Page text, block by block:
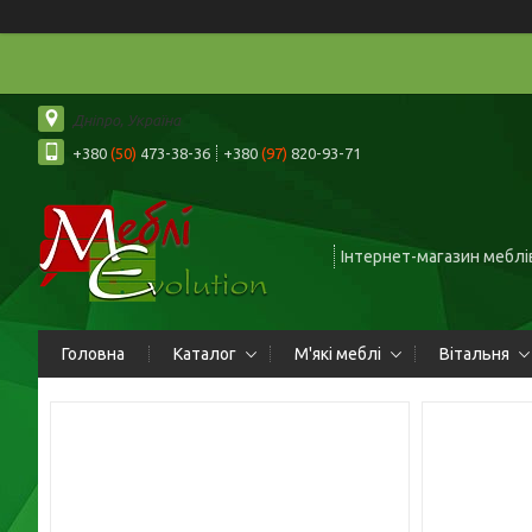
Дніпро, Україна
+380 (50) 473-38-36 +380 (97) 820-93-71
Інтернет-магазин
Головна Каталог М'які меблі Вітальня